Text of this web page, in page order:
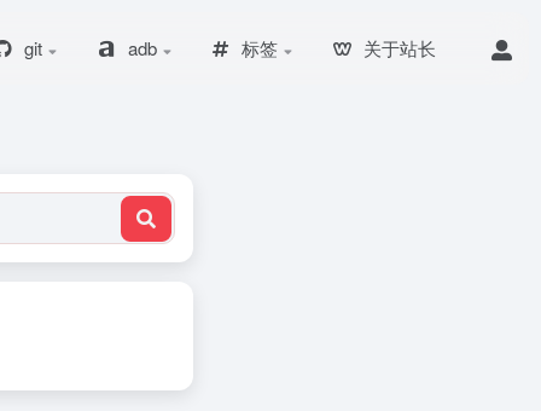
git adb 标签 关于站长